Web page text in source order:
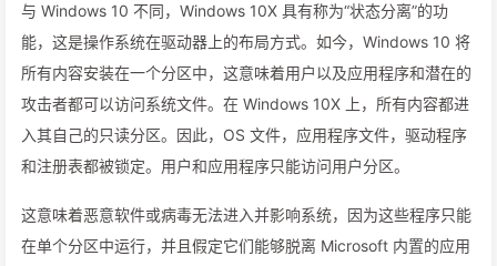
与 Windows 10 不同，Windows 10X 具有称为“状态分离”的功
能，这是操作系统在驱动器上的布局方式。如今，Windows 10 将
所有内容安装在一个分区中，这意味着用户以及应用程序和潜在的
攻击者都可以访问系统文件。在 Windows 10X 上，所有内容都进
入其自己的只读分区。因此，OS 文件，应用程序文件，驱动程序
和注册表都被锁定。用户和应用程序只能访问用户分区。
这意味着恶意软件或病毒无法进入并影响系统，因为这些程序只能
在单个分区中运行，并且假定它们能够脱离 Microsoft 内置的应用